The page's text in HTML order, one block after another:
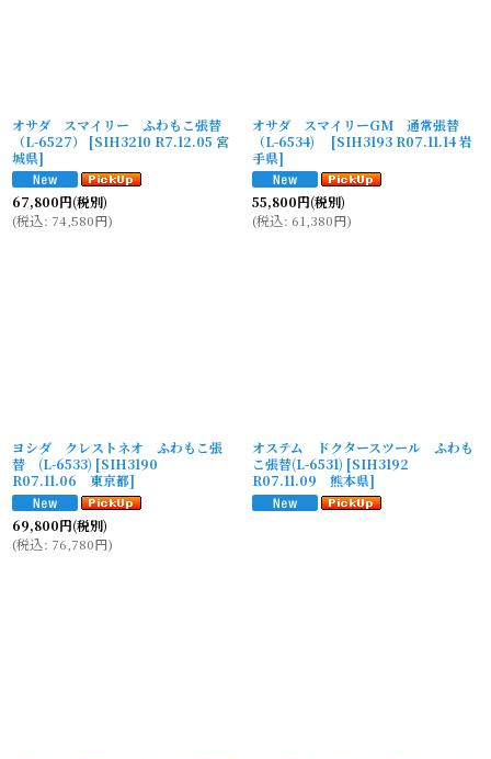
オサダ スマイリー ふわもこ張替
（L-6527）
[SIH3210 R7.12.05 宮
城県]
67,800円(税別)
(税込: 74,580円)
オサダ スマイリーGM 通常張替
（L-6534)
[SIH3193 R07.11.14 岩
手県]
55,800円(税別)
(税込: 61,380円)
ヨシダ クレストネオ ふわもこ張
替 (L-6533) [SIH3190
R07.11.06 東京都]
69,800円(税別)
(税込: 76,780円)
オステム ドクタースツール ふわも
こ張替(L-6531) [SIH3192
R07.11.09 熊本県]